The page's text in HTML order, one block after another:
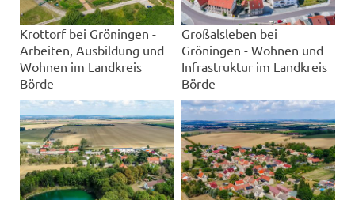
Krottorf bei Gröningen -
Arbeiten, Ausbildung und
Wohnen im Landkreis
Börde
Großalsleben bei
Gröningen - Wohnen und
Infrastruktur im Landkreis
Börde